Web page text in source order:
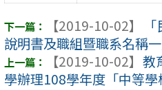
【2019-10-02】
說明書及職組暨職系名稱
【2019-10-02】 教
學辦理108學年度「中等學